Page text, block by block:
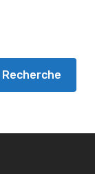
Recherche